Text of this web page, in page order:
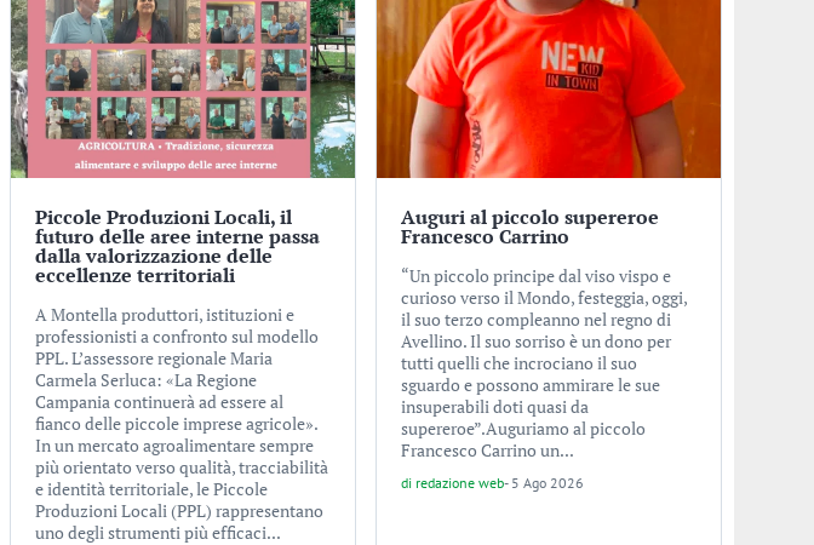
Piccole Produzioni Locali, il
futuro delle aree interne passa
dalla valorizzazione delle
eccellenze territoriali
A Montella produttori, istituzioni e
professionisti a confronto sul modello
PPL. L’assessore regionale Maria
Carmela Serluca: «La Regione
Campania continuerà ad essere al
fianco delle piccole imprese agricole».
In un mercato agroalimentare sempre
più orientato verso qualità, tracciabilità
e identità territoriale, le Piccole
Produzioni Locali (PPL) rappresentano
uno degli strumenti più efficaci...
Auguri al piccolo supereroe
Francesco Carrino
“Un piccolo principe dal viso vispo e
curioso verso il Mondo, festeggia, oggi,
il suo terzo compleanno nel regno di
Avellino. Il suo sorriso è un dono per
tutti quelli che incrociano il suo
sguardo e possono ammirare le sue
insuperabili doti quasi da
supereroe”.Auguriamo al piccolo
Francesco Carrino un...
di redazione web- 5 Ago 2026